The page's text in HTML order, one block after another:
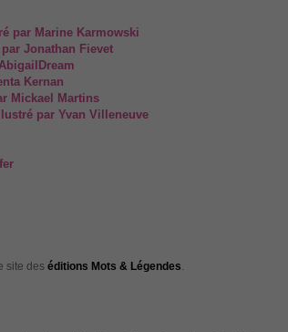
par Marine Karmowski
Jonathan Fievet
Kernan
Mickael Martins
par Yvan Villeneuve
site des éditions Mots & Légendes.